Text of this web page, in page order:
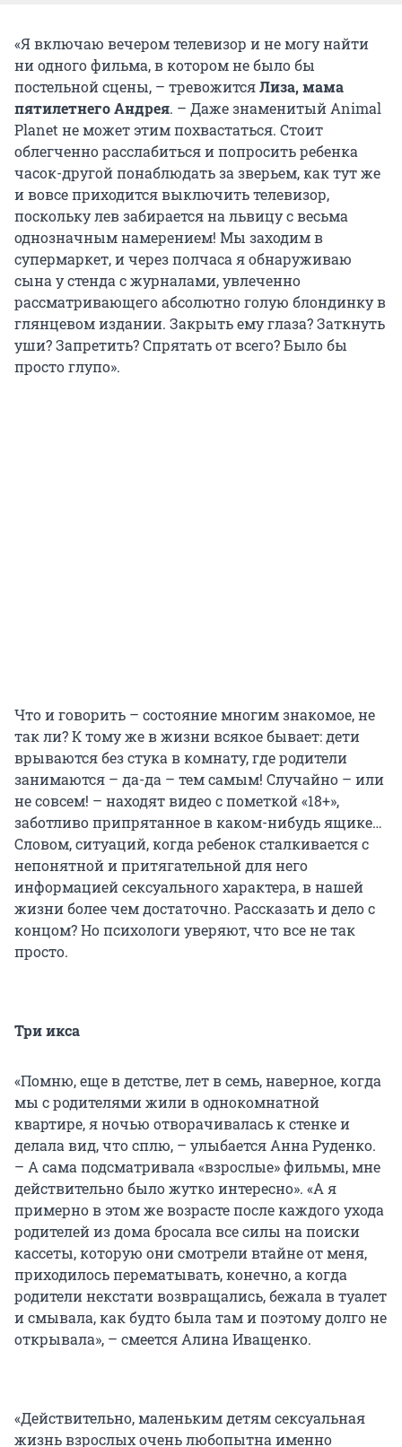
«Я включаю вечером телевизор и не могу найти
ни одного фильма, в котором не было бы
постельной сцены, – тревожитсяЛиза, мама
пятилетнего Андрея. – Даже знаменитый Animal
Planet не может этим похвастаться. Стоит
облегченно расслабиться и попросить ребенка
часок-другой понаблюдать за зверьем, как тут же
и вовсе приходится выключить телевизор,
поскольку лев забирается на львицу с весьма
однозначным намерением! Мы заходим в
супермаркет, и через полчаса я обнаруживаю
сына у стенда с журналами, увлеченно
рассматривающего абсолютно голую блондинку в
глянцевом издании. Закрыть ему глаза? Заткнуть
уши? Запретить? Спрятать от всего? Было бы
просто глупо».
Что и говорить – состояние многим знакомое, не
так ли? К тому же в жизни всякое бывает: дети
врываются без стука в комнату, где родители
занимаются – да-да – тем самым! Случайно – или
не совсем! – находят видео с пометкой «18+»,
заботливо припрятанное в каком-нибудь ящике…
Словом, ситуаций, когда ребенок сталкивается с
непонятной и притягательной для него
информацией сексуального характера, в нашей
жизни более чем достаточно. Рассказать и дело с
концом? Но психологи уверяют, что все не так
просто.
Три икса
«Помню, еще в детстве, лет в семь, наверное, когда
мы с родителями жили в однокомнатной
квартире, я ночью отворачивалась к стенке и
делала вид, что сплю, – улыбается Анна Руденко.
– А сама подсматривала «взрослые» фильмы, мне
действительно было жутко интересно». «А я
примерно в этом же возрасте после каждого ухода
родителей из дома бросала все силы на поиски
кассеты, которую они смотрели втайне от меня,
приходилось перематывать, конечно, а когда
родители некстати возвращались, бежала в туалет
и смывала, как будто была там и поэтому долго не
открывала», – смеется Алина Иващенко.
«Действительно, маленьким детям сексуальная
жизнь взрослых очень любопытна именно